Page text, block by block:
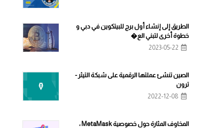
الطريق إلى إنشاء أول برج للبيتكوين في دبي و
خطوة أخرى لتبني الع�
2023-05-22
الصين تنشئ عملتها الرقمية على شبكة التيثر -
ترون
2022-12-08
المخاوف المثارة حول خصوصية MetaMask ،